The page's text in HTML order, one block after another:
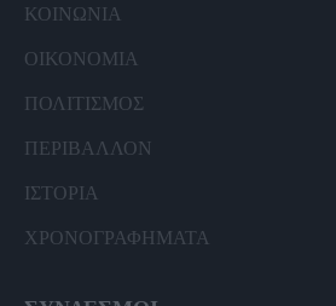
ΚΟΙΝΩΝΙΑ
ΟΙΚΟΝΟΜΙΑ
ΠΟΛΙΤΙΣΜΟΣ
ΠΕΡΙΒΑΛΛΟΝ
ΙΣΤΟΡΙΑ
ΧΡΟΝΟΓΡΑΦΗΜΑΤΑ